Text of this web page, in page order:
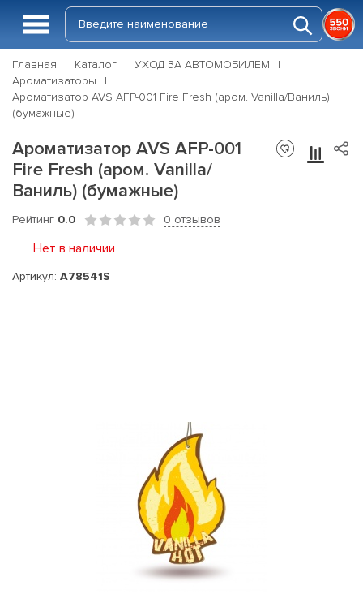
Главная Каталог
УХОД ЗА АВТОМОБИЛЕМ
Ароматизаторы
Ароматизатор AVS AFP-001 Fire Fresh (аром. Vanilla/Ваниль)
(бумажные)
Ароматизатор AVS AFP-001
Fire Fresh (аром. Vanilla/
Ваниль) (бумажные)
Рейтинг 0.0 0 отзывов
Нет в наличии
Артикул: A78541S